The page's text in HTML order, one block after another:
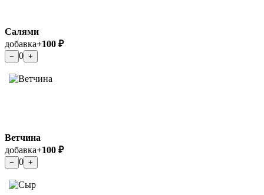
Салями
добавка+100 ₽
− 0 +
Ветчина
добавка+100 ₽
− 0 +